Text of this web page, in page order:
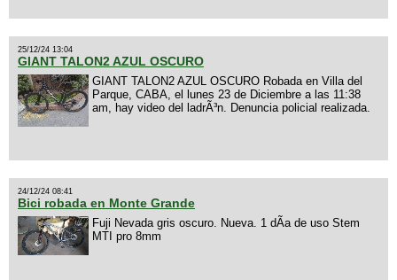
25/12/24 13:04
GIANT TALON2 AZUL OSCURO
GIANT TALON2 AZUL OSCURO Robada en Villa del
Parque, CABA, el lunes 23 de Diciembre a las 11:38
am, hay video del ladrÃ³n. Denuncia policial realizada.
24/12/24 08:41
Bici robada en Monte Grande
Fuji Nevada gris oscuro. Nueva. 1 dÃ­a de uso Stem
MTI pro 8mm